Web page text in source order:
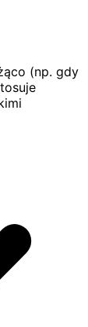
(np. gdy